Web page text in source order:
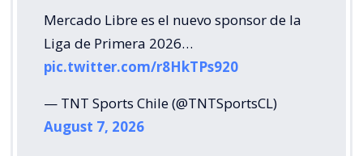
Mercado Libre es el nuevo sponsor de la
Liga de Primera 2026…
pic.twitter.com/r8HkTPs920
— TNT Sports Chile (@TNTSportsCL)
August 7, 2026